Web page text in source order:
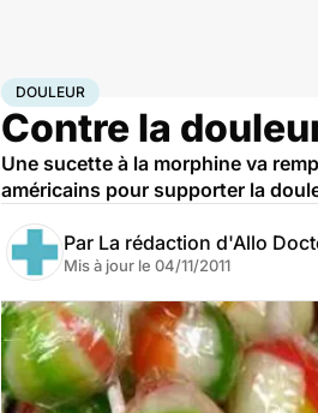
Accueil Santé Maladies
DOULEUR
Contre la
Une sucette à la morphine va
américains pour supporter la
Par La rédaction d'Allo
Mis à jour le 04/11/2011